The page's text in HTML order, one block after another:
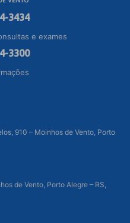
3434
e exames
3300
910 – Moinhos de Vento, Porto
de Vento, Porto Alegre – RS,